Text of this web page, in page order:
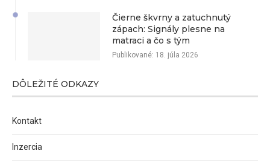
Čierne škvrny a zatuchnutý
zápach: Signály plesne na
matraci a čo s tým
Publikované: 18. júla 2026
DÔLEŽITÉ ODKAZY
Kontakt
Inzercia